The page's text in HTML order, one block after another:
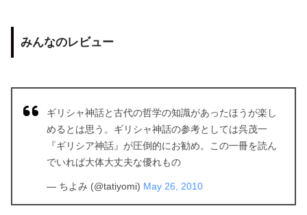
みんなのレビュー
ギリシャ神話と古代の哲学の知識があったほうが楽し
めるとは思う。ギリシャ神話の参考としては呉茂一
『ギリシア神話』が圧倒的にお勧め。この一冊を読ん
でいれば大体大丈夫な優れもの
— ちよみ (@tatiyomi) May 26, 2010